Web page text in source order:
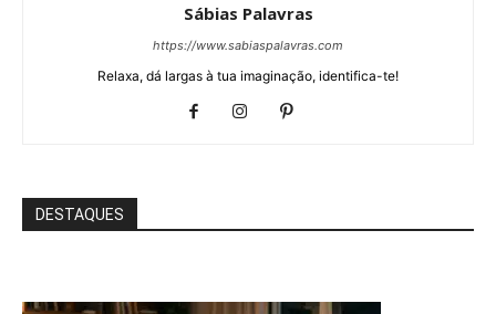
Sábias Palavras
https://www.sabiaspalavras.com
Relaxa, dá largas à tua imaginação, identifica-te!
DESTAQUES